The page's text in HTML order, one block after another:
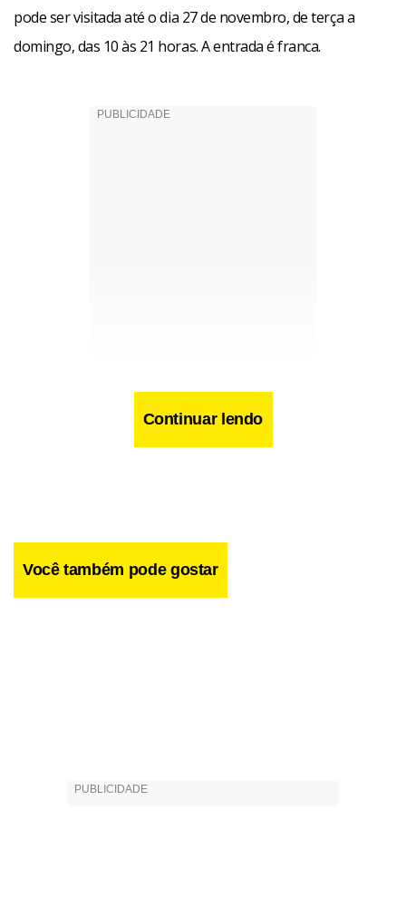
pode ser visitada até o dia 27 de novembro, de terça a
domingo, das 10 às 21 horas. A entrada é franca.
Facebook
WhatsApp
LinkedIn
Twitter
X Telegram
Share
Continuar lendo
Você também pode gostar